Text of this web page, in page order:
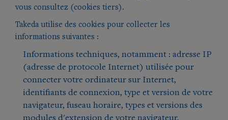
vous consultez (cookies tiers).
Takeda utilise des cookies pour collecter les
informations suivantes :
Informations techniques, notamment : adresse IP
(adresse de protocole Internet) utilisée pour
connecter votre ordinateur sur Internet,
identifiants de connexion, type et version de votre
navigateur, fuseau horaire, types et versions des
modules d'extension de votre navigateur,